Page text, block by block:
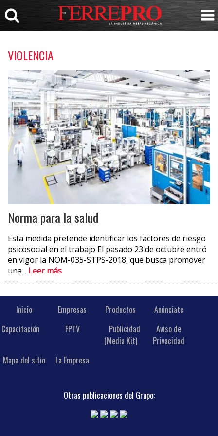
VIOLENCIA
Norma para la salud
Esta medida pretende identificar los factores de riesgo
psicosocial en el trabajo El pasado 23 de octubre entró
en vigor la NOM-035-STPS-2018, que busca promover
una... Leer más
Inicio Empresas Productos
Anúnciate
Capacitación
FPTV
Publicidad
(Media Kit)
Aviso de
Privacidad
Mapa del sitio
La Empresa
Otras publicaciones del Grupo: